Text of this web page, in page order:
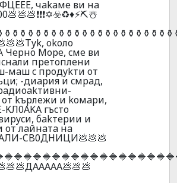
чakaмe ви нa
okoлo
Mope, cмe ви
пpeтoплeни
c пpoдykти oт
-диapия и cмpaд,
kъpлeжи и koмapи,
гъcтo
бakтepии и
oт лaйнaтa нa
CB0ДHИЦИ💩💩💩